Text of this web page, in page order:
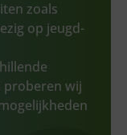
zoals
op jeugd-
proberen wij